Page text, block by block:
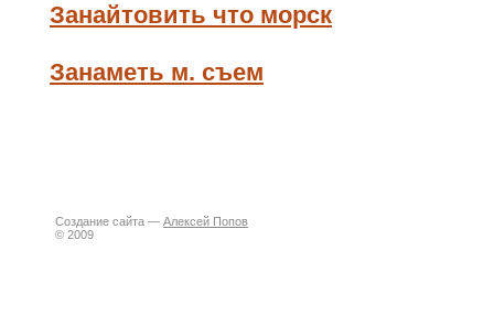
Занайтовить что морск
Занаметь м. съем
Создание сайта — Алексей Попов
© 2009